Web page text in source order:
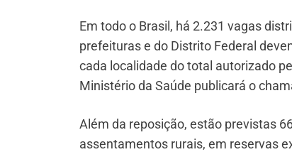
Em todo o Brasil, há 2.231 vagas
prefeituras e do Distrito Federal
cada localidade do total autorizado
Ministério da Saúde publicará o
Além da reposição, estão previstas
assentamentos rurais, em reservas